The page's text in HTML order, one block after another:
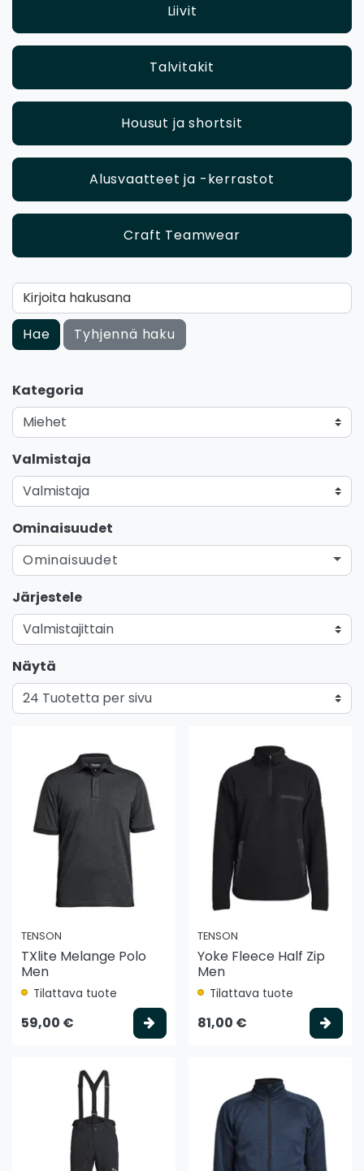
Liivit
Talvitakit
Housut ja shortsit
Alusvaatteet ja -kerrastot
Craft Teamwear
Kirjoita hakusana
Hae Tyhjennä haku
Kategoria
Valmistaja
Ominaisuudet
Ominaisuudet
Järjestele
Näytä
TENSON
TXlite Melange Polo
Men
Tilattava tuote
59,00 € Valitse vaihtoehto
TENSON
Yoke Fleece Half Zip
Men
Tilattava tuote
81,00 €